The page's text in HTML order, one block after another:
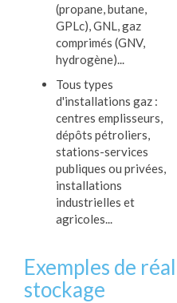
(propane, butane,
GPLc), GNL, gaz
comprimés (GNV,
hydrogène)...
Tous types
d'installations gaz :
centres emplisseurs,
dépôts pétroliers,
stations-services
publiques ou privées,
installations
industrielles et
agricoles...
Exemples de
stockage